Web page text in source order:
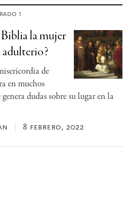
1
Biblia la mujer
de
en muchos
dudas sobre su lugar en la
8 febrero, 2022